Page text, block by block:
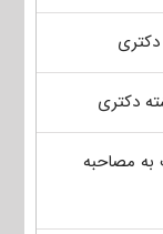
دکتری
به مصاحبه